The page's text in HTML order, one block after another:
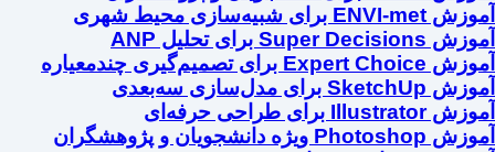
آموزش ENVI-met برای شبیه‌سازی محیط شهری
آموزش Super Decisions برای تحلیل ANP
آموزش Expert Choice برای تصمیم‌گیری چندمعیاره
آموزش SketchUp برای مدل‌سازی سه‌بعدی
آموزش Illustrator برای طراحی حرفه‌ای
آموزش Photoshop ویژه دانشجویان و پژوهشگران